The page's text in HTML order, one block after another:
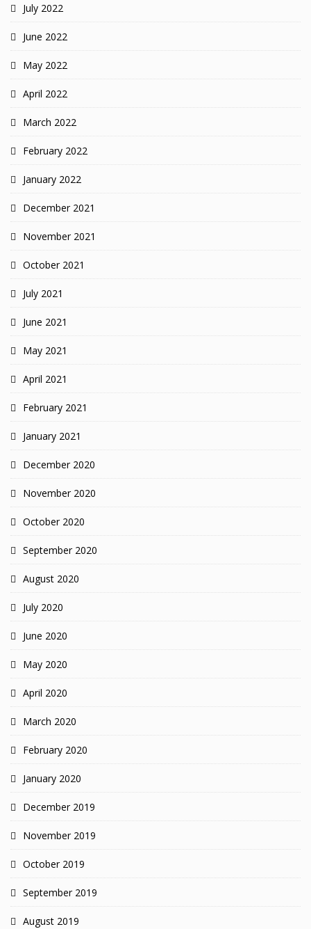
July 2022
June 2022
May 2022
April 2022
March 2022
February 2022
January 2022
December 2021
November 2021
October 2021
July 2021
June 2021
May 2021
April 2021
February 2021
January 2021
December 2020
November 2020
October 2020
September 2020
August 2020
July 2020
June 2020
May 2020
April 2020
March 2020
February 2020
January 2020
December 2019
November 2019
October 2019
September 2019
August 2019